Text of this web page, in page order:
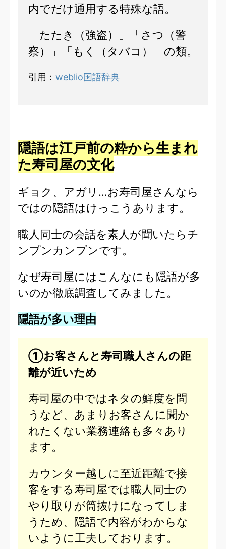
内でだけ通用する特殊な語。
「たたき（強盗）」「さつ（警
察）」「もく（タバコ）」の類。
引用： weblio国語辞典
隠語は江戸前の粋から生まれ
た寿司屋の文化
ギョク、アガリ…お寿司屋さんなら
ではの隠語はけっこうあります。
職人同士の会話を素人が聞いたらチ
ンプンカンプンです。
なぜ寿司屋にはこんなにも隠語が多
いのか徹底調査してみました。
隠語が多い理由
①お客さんと寿司職人さんの距
離が近いため
寿司屋の中ではネタの鮮度を問
うなど、あまりお客さんに聞か
れたくない業務連絡も多々あり
ます。
カウンター越しに至近距離で接
客をする寿司屋では職人同士の
やり取りが筒抜けになってしま
うため、隠語で内容がわからな
いように工夫しております。